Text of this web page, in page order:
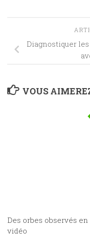
Diagnostiquer
VOUS
Des orbes observés en
vidéo